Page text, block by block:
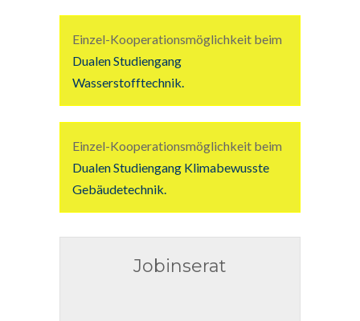
Einzel-Kooperationsmöglichkeit beim
Dualen Studiengang
Wasserstofftechnik.
Einzel-Kooperationsmöglichkeit beim
Dualen Studiengang Klimabewusste
Gebäudetechnik.
Jobinserat